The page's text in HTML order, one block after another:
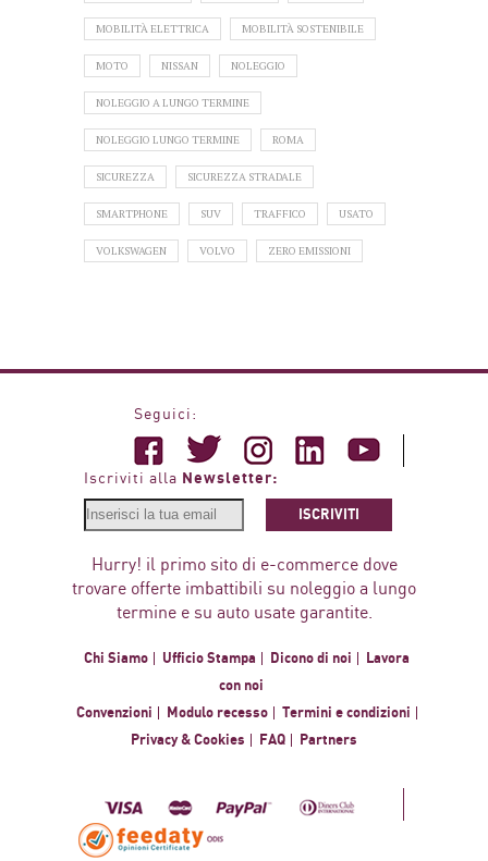
MOBILITÀ ELETTRICA MOBILITÀ SOSTENIBILE
MOTO NISSAN NOLEGGIO
NOLEGGIO A LUNGO TERMINE
NOLEGGIO LUNGO TERMINE ROMA
SICUREZZA SICUREZZA STRADALE
SMARTPHONE SUV TRAFFICO USATO
VOLKSWAGEN VOLVO ZERO EMISSIONI
Seguici:
Iscriviti alla Newsletter:
ISCRIVITI
Hurry! il primo sito di e-commerce dove
trovare offerte imbattibili su noleggio a lungo
termine e su auto usate garantite.
Chi Siamo Ufficio Stampa Dicono di noi
Lavora
con noi
Convenzioni
Modulo recesso
Termini e condizioni
Privacy & Cookies
FAQ Partners